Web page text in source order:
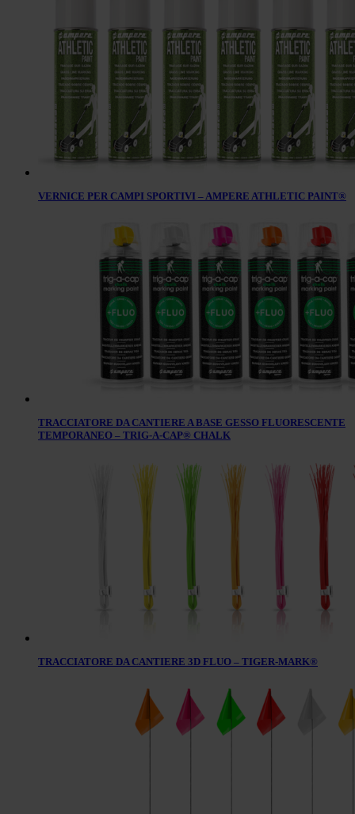
VERNICE PER CAMPI SPORTIVI – AMPERE ATHLETIC PAINT®
TRACCIATORE DA CANTIERE A BASE GESSO FLUORESCENTE
TEMPORANEO – TRIG-A-CAP® CHALK
TRACCIATORE DA CANTIERE 3D FLUO – TIGER-MARK®